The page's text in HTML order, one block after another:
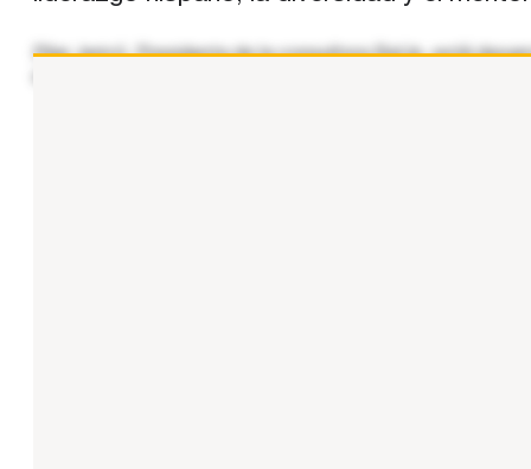
Pilar Jericó, Presidenta de la consultora BeUp, está